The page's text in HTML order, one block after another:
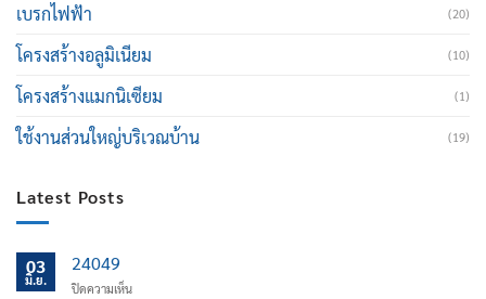
เบรกไฟฟ้า (20)
โครงสร้างอลูมิเนียม (10)
โครงสร้างแมกนิเซียม (1)
ใช้งานส่วนใหญ่บริเวณบ้าน (19)
Latest Posts
03
มิ.ย.
24049
ปิดความเห็นบน